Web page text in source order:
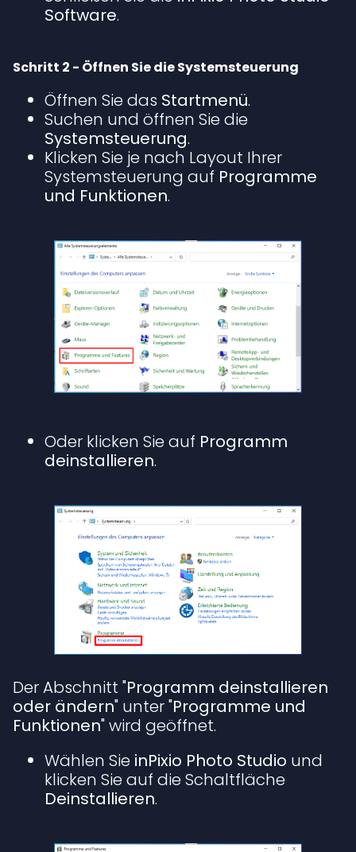
Software.
Schritt 2 - Öffnen Sie die Systemsteuerung
Öffnen Sie das Startmenü.
Suchen und öffnen Sie die
Systemsteuerung.
Klicken Sie je nach Layout Ihrer
Systemsteuerung auf Programme
und Funktionen.
Oder klicken Sie auf Programm
deinstallieren.
Der Abschnitt "Programm deinstallieren
oder ändern" unter "Programme und
Funktionen" wird geöffnet.
Wählen Sie inPixio Photo Studio und
klicken Sie auf die Schaltfläche
Deinstallieren.